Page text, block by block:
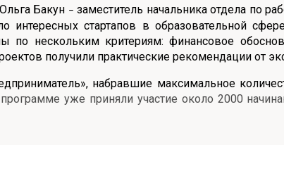
Бакун – заместитель начальника отдела по
интересных стартапов в образовательной
нескольким критериям: финансовое
получили практические рекомендации от
набравшие максимальное
уже приняли участие около 2000